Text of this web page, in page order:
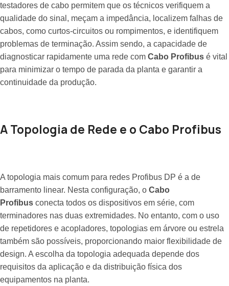
testadores de cabo permitem que os técnicos verifiquem a
qualidade do sinal, meçam a impedância, localizem falhas de
cabos, como curtos-circuitos ou rompimentos, e identifiquem
problemas de terminação. Assim sendo, a capacidade de
diagnosticar rapidamente uma rede com Cabo Profibus é vital
para minimizar o tempo de parada da planta e garantir a
continuidade da produção.
A Topologia de Rede e o Cabo Profibus
A topologia mais comum para redes Profibus DP é a de
barramento linear. Nesta configuração, o Cabo
Profibus conecta todos os dispositivos em série, com
terminadores nas duas extremidades. No entanto, com o uso
de repetidores e acopladores, topologias em árvore ou estrela
também são possíveis, proporcionando maior flexibilidade de
design. A escolha da topologia adequada depende dos
requisitos da aplicação e da distribuição física dos
equipamentos na planta.